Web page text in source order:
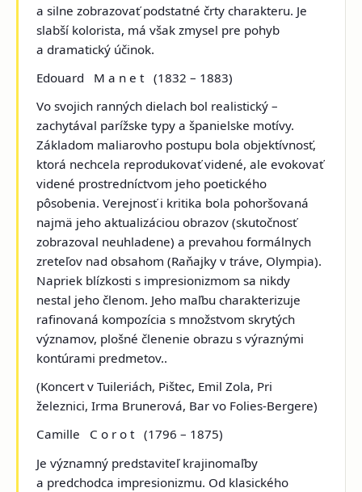
a silne zobrazovať podstatné črty charakteru. Je
slabší kolorista, má však zmysel pre pohyb
a dramatický účinok.
Edouard M a n e t (1832 – 1883)
Vo svojich ranných dielach bol realistický –
zachytával parížske typy a španielske motívy.
Základom maliarovho postupu bola objektívnosť,
ktorá nechcela reprodukovať videné, ale evokovať
videné prostredníctvom jeho poetického
pôsobenia. Verejnosť i kritika bola pohoršovaná
najmä jeho aktualizáciou obrazov (skutočnosť
zobrazoval neuhladene) a prevahou formálnych
zreteľov nad obsahom (Raňajky v tráve, Olympia).
Napriek blízkosti s impresionizmom sa nikdy
nestal jeho členom. Jeho maľbu charakterizuje
rafinovaná kompozícia s množstvom skrytých
významov, plošné členenie obrazu s výraznými
kontúrami predmetov..
(Koncert v Tuileriách, Pištec, Emil Zola, Pri
železnici, Irma Brunerová, Bar vo Folies-Bergere)
Camille C o r o t(1796 – 1875)
Je významný predstaviteľ krajinomaľby
a predchodca impresionizmu. Od klasického